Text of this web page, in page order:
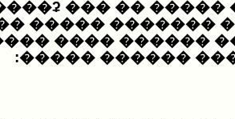
��� �� �����
�����ϡ ���
��� ������
�� ����� �����
: